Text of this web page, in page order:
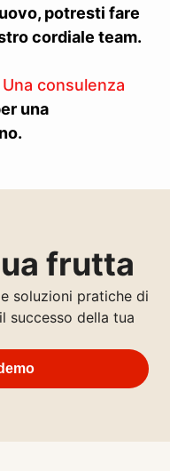
potresti fare
cordiale team.
Una consulenza
una
frutta
soluzioni pratiche di
successo della tua